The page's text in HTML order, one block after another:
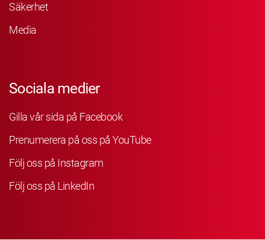
Säkerhet
Media
Sociala medier
Gilla vår sida på Facebook
Prenumerera på oss på YouTube
Följ oss på Instagram
Följ oss på LinkedIn